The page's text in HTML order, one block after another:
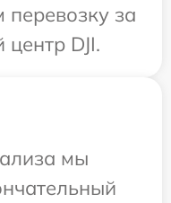
за
DJI.
мы